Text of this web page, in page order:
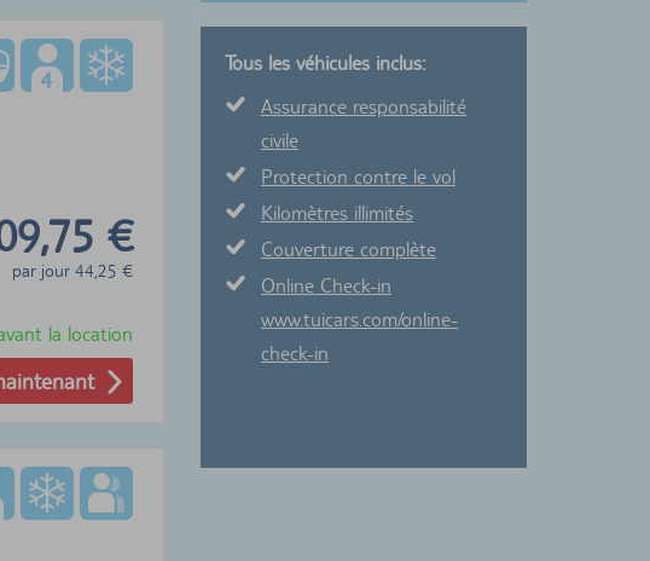
€
par jour 44,25 €
la location
Tous les véhicules inclus:
Assurance responsabilité
civile
Protection contre le vol
Kilomètres illimités
Couverture complète
Online Check-in
www.tuicars.com/online-
check-in